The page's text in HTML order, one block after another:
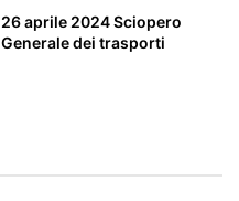
26 aprile 2024 Sciopero
Generale dei trasporti